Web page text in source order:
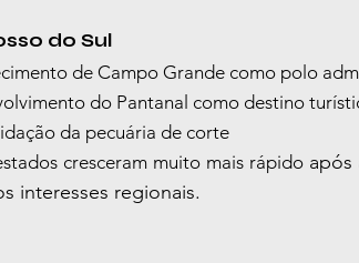
do Sul
de Campo Grande como polo
do Pantanal como destino
da pecuária de corte
cresceram muito mais rápido após
interesses regionais.